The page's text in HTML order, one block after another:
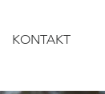
KONTAKT